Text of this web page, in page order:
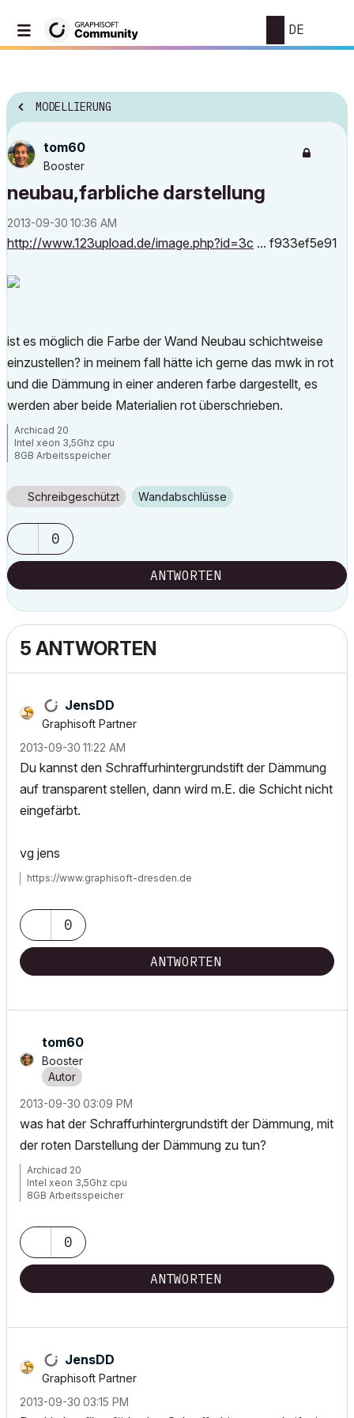
DE
MODELLIERUNG
tom60
Booster
neubau,farbliche darstellung
‎2013-09-30 10:36 AM
http://www.123upload.de/image.php?id=3c ... f933ef5e91
ist es möglich die Farbe der Wand Neubau schichtweise
einzustellen? in meinem fall hätte ich gerne das mwk in rot
und die Dämmung in einer anderen farbe dargestellt, es
werden aber beide Materialien rot überschrieben.
Archicad 20
Intel xeon 3,5Ghz cpu
8GB Arbeitsspeicher
Schreibgeschützt Wandabschlüsse
0
ANTWORTEN
5 ANTWORTEN
JensDD
Graphisoft Partner
‎2013-09-30 11:22 AM
Du kannst den Schraffurhintergrundstift der Dämmung
auf transparent stellen, dann wird m.E. die Schicht nicht
eingefärbt.
vg jens
https://www.graphisoft-dresden.de
0
ANTWORTEN
tom60
Booster
‎2013-09-30 03:09 PM
was hat der Schraffurhintergrundstift der Dämmung, mit
der roten Darstellung der Dämmung zu tun?
Archicad 20
Intel xeon 3,5Ghz cpu
8GB Arbeitsspeicher
0
ANTWORTEN
JensDD
Graphisoft Partner
‎2013-09-30 03:15 PM